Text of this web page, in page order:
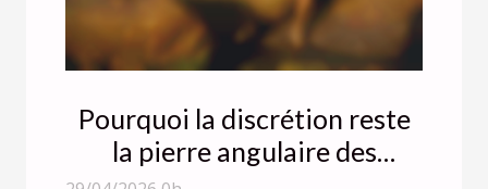
Pourquoi la discrétion reste
la pierre angulaire des